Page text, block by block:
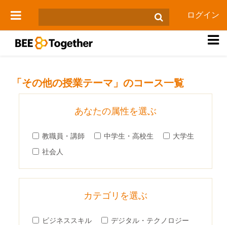
サイドパネル
ログイン
「その他の授業テーマ」のコース一覧
あなたの属性を選ぶ
教職員・講師 中学生・高校生
大学生
社会人
カテゴリを選ぶ
ビジネススキル
デジタル・テクノロジー